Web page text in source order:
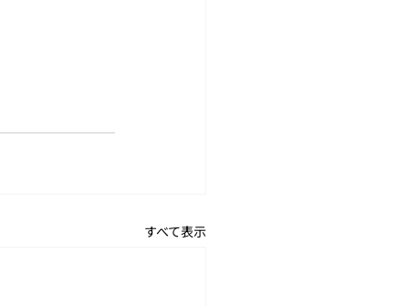
すべて表示